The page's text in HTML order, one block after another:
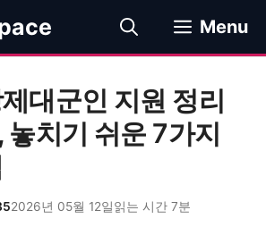
Menu
대군인 지원 정리
놓치기 쉬운 7가지
2026년 05월 12일읽는 시간 7분